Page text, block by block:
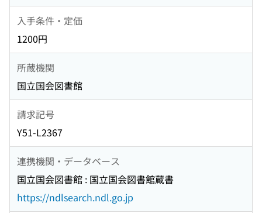
入手条件・定価
1200円
所蔵機関
国立国会図書館
請求記号
Y51-L2367
連携機関・データベース
国立国会図書館 : 国立国会図書館蔵書
https://ndlsearch.ndl.go.jp